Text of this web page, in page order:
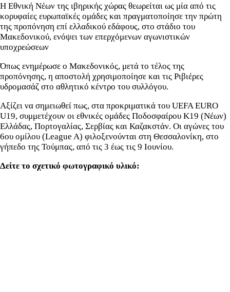
Η Εθνική Νέων της ιβηρικής χώρας θεωρείται ως μία από τις
κορυφαίες ευρωπαϊκές ομάδες και πραγματοποίησε την πρώτη
της προπόνηση επί ελλαδικού εδάφους, στο στάδιο του
Μακεδονικού, ενόψει των επερχόμενων αγωνιστικών
υποχρεώσεων
Όπως ενημέρωσε ο Μακεδονικός, μετά το τέλος της
προπόνησης, η αποστολή χρησιμοποίησε και τις Ριβιέρες
υδρομασάζ στο αθλητικό κέντρο του συλλόγου.
Αξίζει να σημειωθεί πως, στα προκριματικά του UEFA EURO
U19, συμμετέχουν οι εθνικές ομάδες Ποδοσφαίρου Κ19 (Νέων)
Ελλάδας, Πορτογαλίας, Σερβίας και Καζακστάν. Οι αγώνες του
6ου ομίλου (League A) φιλοξενούνται στη Θεσσαλονίκη, στο
γήπεδο της Τούμπας, από τις 3 έως τις 9 Ιουνίου.
Δείτε το σχετικό φωτογραφικό υλικό: